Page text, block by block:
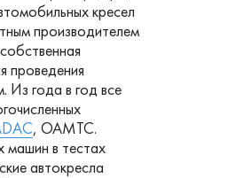
кресел
производителем
проведения
Из года в год все
, OAMTC.
машин в тестах
автокресла